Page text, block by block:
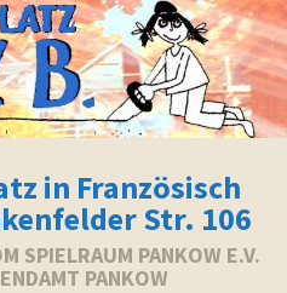
in Französisch
Str. 106
SPIELRAUM PANKOW E.V.
PANKOW